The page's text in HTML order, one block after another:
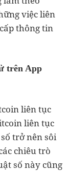
việc liên
thông tin
trên App
liên tục
liên tục
trở nên sôi
chiêu trò
số này cũng